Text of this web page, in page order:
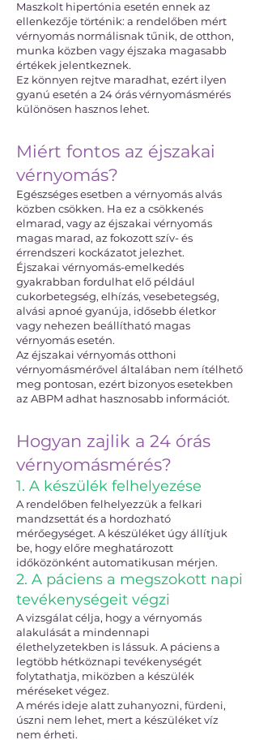
Maszkolt hipertónia esetén ennek az
ellenkezője történik: a rendelőben mért
vérnyomás normálisnak tűnik, de otthon,
munka közben vagy éjszaka magasabb
értékek jelentkeznek.
Ez könnyen rejtve maradhat, ezért ilyen
gyanú esetén a 24 órás vérnyomásmérés
különösen hasznos lehet.
Miért fontos az éjszakai
vérnyomás?
Egészséges esetben a vérnyomás alvás
közben csökken. Ha ez a csökkenés
elmarad, vagy az éjszakai vérnyomás
magas marad, az fokozott szív- és
érrendszeri kockázatot jelezhet.
Éjszakai vérnyomás-emelkedés
gyakrabban fordulhat elő például
cukorbetegség, elhízás, vesebetegség,
alvási apnoé gyanúja, idősebb életkor
vagy nehezen beállítható magas
vérnyomás esetén.
Az éjszakai vérnyomás otthoni
vérnyomásmérővel általában nem ítélhető
meg pontosan, ezért bizonyos esetekben
az ABPM adhat hasznosabb információt.
Hogyan zajlik a 24 órás
vérnyomásmérés?
1. A készülék felhelyezése
A rendelőben felhelyezzük a felkari
mandzsettát és a hordozható
mérőegységet. A készüléket úgy állítjuk
be, hogy előre meghatározott
időközönként automatikusan mérjen.
2. A páciens a megszokott napi
tevékenységeit végzi
A vizsgálat célja, hogy a vérnyomás
alakulását a mindennapi
élethelyzetekben is lássuk. A páciens a
legtöbb hétköznapi tevékenységét
folytathatja, miközben a készülék
méréseket végez.
A mérés ideje alatt zuhanyozni, fürdeni,
úszni nem lehet, mert a készüléket víz
nem érheti.